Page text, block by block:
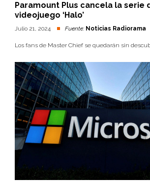
Paramount Plus cancela la serie
videojuego ‘Halo’
Julio 21, 2024 Fuente: Noticias Radiorama
Los fans de Master Chief se quedarán sin